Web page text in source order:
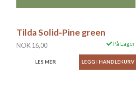
Tilda Solid-Pine green
NOK 16,00 På Lager
LES MER